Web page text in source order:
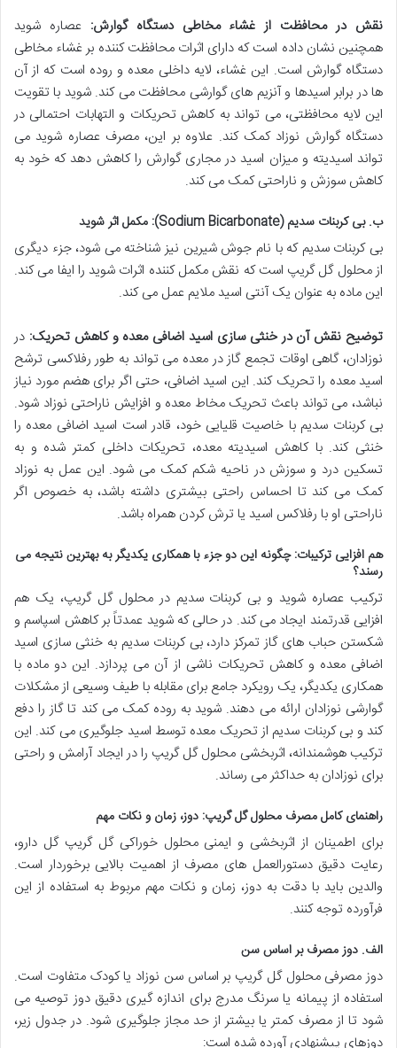
نقش در محافظت از غشاء مخاطی دستگاه گوارش: عصاره شوید
همچنین نشان داده است که دارای اثرات محافظت کننده بر غشاء مخاطی
دستگاه گوارش است. این غشاء، لایه داخلی معده و روده است که از آن
ها در برابر اسیدها و آنزیم های گوارشی محافظت می کند. شوید با تقویت
این لایه محافظتی، می تواند به کاهش تحریکات و التهابات احتمالی در
دستگاه گوارش نوزاد کمک کند. علاوه بر این، مصرف عصاره شوید می
تواند اسیدیته و میزان اسید در مجاری گوارش را کاهش دهد که خود به
کاهش سوزش و ناراحتی کمک می کند.
ب. بی کربنات سدیم (Sodium Bicarbonate): مکمل اثر شوید
بی کربنات سدیم که با نام جوش شیرین نیز شناخته می شود، جزء دیگری
از محلول گل گریپ است که نقش مکمل کننده اثرات شوید را ایفا می کند.
این ماده به عنوان یک آنتی اسید ملایم عمل می کند.
توضیح نقش آن در خنثی سازی اسید اضافی معده و کاهش تحریک: در
نوزادان، گاهی اوقات تجمع گاز در معده می تواند به طور رفلاکسی ترشح
اسید معده را تحریک کند. این اسید اضافی، حتی اگر برای هضم مورد نیاز
نباشد، می تواند باعث تحریک مخاط معده و افزایش ناراحتی نوزاد شود.
بی کربنات سدیم با خاصیت قلیایی خود، قادر است اسید اضافی معده را
خنثی کند. با کاهش اسیدیته معده، تحریکات داخلی کمتر شده و به
تسکین درد و سوزش در ناحیه شکم کمک می شود. این عمل به نوزاد
کمک می کند تا احساس راحتی بیشتری داشته باشد، به خصوص اگر
ناراحتی او با رفلاکس اسید یا ترش کردن همراه باشد.
هم افزایی ترکیبات: چگونه این دو جزء با همکاری یکدیگر به بهترین نتیجه می
رسند؟
ترکیب عصاره شوید و بی کربنات سدیم در محلول گل گریپ، یک هم
افزایی قدرتمند ایجاد می کند. در حالی که شوید عمدتاً بر کاهش اسپاسم و
شکستن حباب های گاز تمرکز دارد، بی کربنات سدیم به خنثی سازی اسید
اضافی معده و کاهش تحریکات ناشی از آن می پردازد. این دو ماده با
همکاری یکدیگر، یک رویکرد جامع برای مقابله با طیف وسیعی از مشکلات
گوارشی نوزادان ارائه می دهند. شوید به روده کمک می کند تا گاز را دفع
کند و بی کربنات سدیم از تحریک معده توسط اسید جلوگیری می کند. این
ترکیب هوشمندانه، اثربخشی محلول گل گریپ را در ایجاد آرامش و راحتی
برای نوزادان به حداکثر می رساند.
راهنمای کامل مصرف محلول گل گریپ: دوز، زمان و نکات مهم
برای اطمینان از اثربخشی و ایمنی محلول خوراکی گل گریپ گل دارو،
رعایت دقیق دستورالعمل های مصرف از اهمیت بالایی برخوردار است.
والدین باید با دقت به دوز، زمان و نکات مهم مربوط به استفاده از این
فرآورده توجه کنند.
الف. دوز مصرف بر اساس سن
دوز مصرفی محلول گل گریپ بر اساس سن نوزاد یا کودک متفاوت است.
استفاده از پیمانه یا سرنگ مدرج برای اندازه گیری دقیق دوز توصیه می
شود تا از مصرف کمتر یا بیشتر از حد مجاز جلوگیری شود. در جدول زیر،
دوزهای پیشنهادی آورده شده است: